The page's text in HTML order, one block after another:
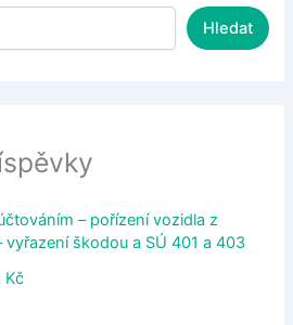
Hledat
– pořízení vozidla z
škodou a SÚ 401 a 403
Kč